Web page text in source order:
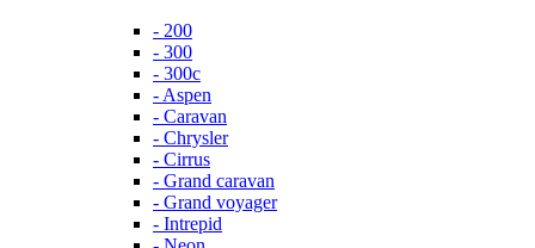
- 200
- 300
- 300c
- Aspen
- Caravan
- Chrysler
- Cirrus
- Grand caravan
- Grand voyager
- Intrepid